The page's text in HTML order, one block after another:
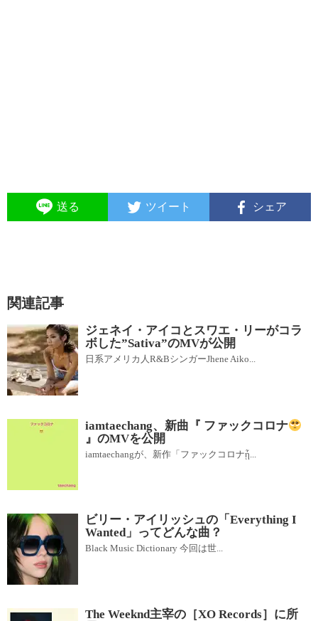
送る ツイート シェア
関連記事
ジェネイ・アイコとスワエ・リーがコラ
ボした”Sativa”のMVが公開
日系アメリカ人R&BシンガーJhene Aiko...
iamtaechang、新曲『 ファックコロナ
』のMVを公開
iamtaechangが、新作「ファックコロナᾗ...
ビリー・アイリッシュの「Everything I
Wanted」ってどんな曲？
Black Music Dictionary 今回は世...
The Weeknd主宰の［XO Records］に所